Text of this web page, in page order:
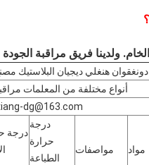
ولدينا فريق مراقبة
دونغقوان هنغلي ديجيان البلاستيك
أنواع مختلفة من المعلمات
dg@163.com
مواد مواصفات
درجة
حرارة
الطباعة
درجة